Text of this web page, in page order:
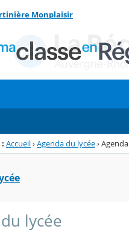
rubriqueMonplaisir
Accueil›Agenda du lycée›Agenda
lycée